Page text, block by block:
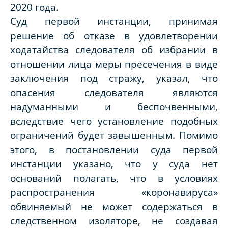
2020 года.
Суд первой инстанции, принимая
решение об отказе в удовлетворении
ходатайства следователя об избрании в
отношении лица меры пресечения в виде
заключения под стражу, указал, что
опасения следователя являются
надуманными и беспочвенными,
вследствие чего установление подобных
ограничений будет завышенным. Помимо
этого, в постановлении суда первой
инстанции указано, что у суда нет
оснований полагать, что в условиях
распространения «коронавируса»
обвиняемый не может содержаться в
следственном изоляторе, не создавая